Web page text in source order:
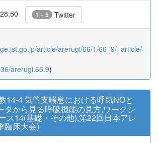
1 + 5 Twitter
article/arerugi/66/1/66_9/_article/-
arerugi.66.9)
14-4 気管支喘息における呼気NOと
タから見る呼吸機能の見方,ワークシ
ス14(基礎・その他),第22回日本アレ
臨床大会)